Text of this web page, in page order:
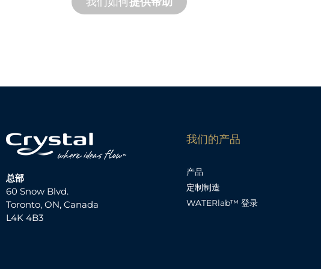
总部
60 Snow Blvd.
Toronto, ON, Canada
L4K 4B3
我们的产品
产品
定制制造
WATERlab™ 登录